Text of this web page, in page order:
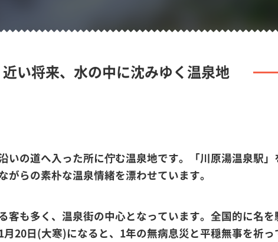
近い将来、水の中に沈みゆく温泉地
いの道へ入った所に佇む温泉地です。「川原湯温泉駅
らの素朴な温泉情緒を漂わせています。
客も多く、温泉街の中心となっています。全国的に名
20日(大寒)になると、1年の無病息災と平穏無事を祈